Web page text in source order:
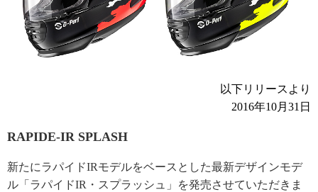
以下リリースより
2016年10月31日
RAPIDE-IR SPLASH
新たにラパイドIRモデルをベースとした最新デザインモデ
ル「ラパイドIR・スプラッシュ」を発売させていただきま